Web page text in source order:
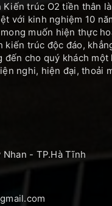
Kiến trúc O2 tiền thân
với kinh nghiệm 10
muốn hiện thực
kiến trúc độc đáo,
đến cho quý khách một
nghi, hiện đại, thoải
Nhan - TP.Hà Tĩnh